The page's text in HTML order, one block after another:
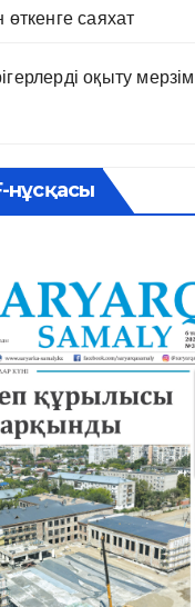
өткенге саяхат
оқыту
нұсқасы